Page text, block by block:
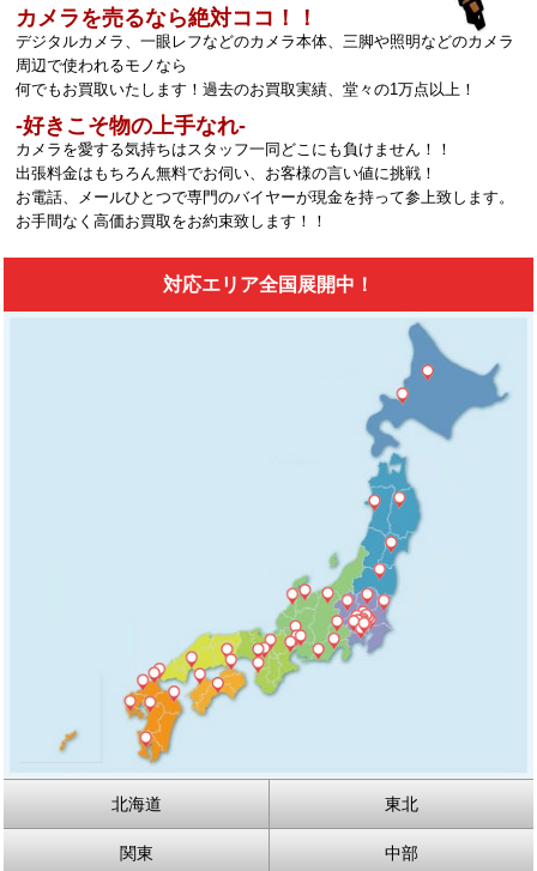
カメラを売るなら絶対ココ！！
デジタルカメラ、一眼レフなどのカメラ本体、三脚や照明などのカメラ
周辺で使われるモノなら
何でもお買取いたします！過去のお買取実績、堂々の1万点以上！
‐好きこそ物の上手なれ‐
カメラを愛する気持ちはスタッフ一同どこにも負けません！！
出張料金はもちろん無料でお伺い、お客様の言い値に挑戦！
お電話、メールひとつで専門のバイヤーが現金を持って参上致します。
お手間なく高価お買取をお約束致します！！
対応エリア全国展開中！
北海道 東北
関東 中部